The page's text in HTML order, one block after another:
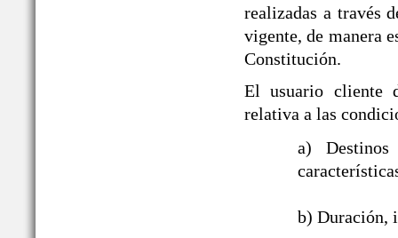
realizadas a través
vigente, de manera
Constitución.
El usuario cliente
relativa a las
a)
b) Duración,